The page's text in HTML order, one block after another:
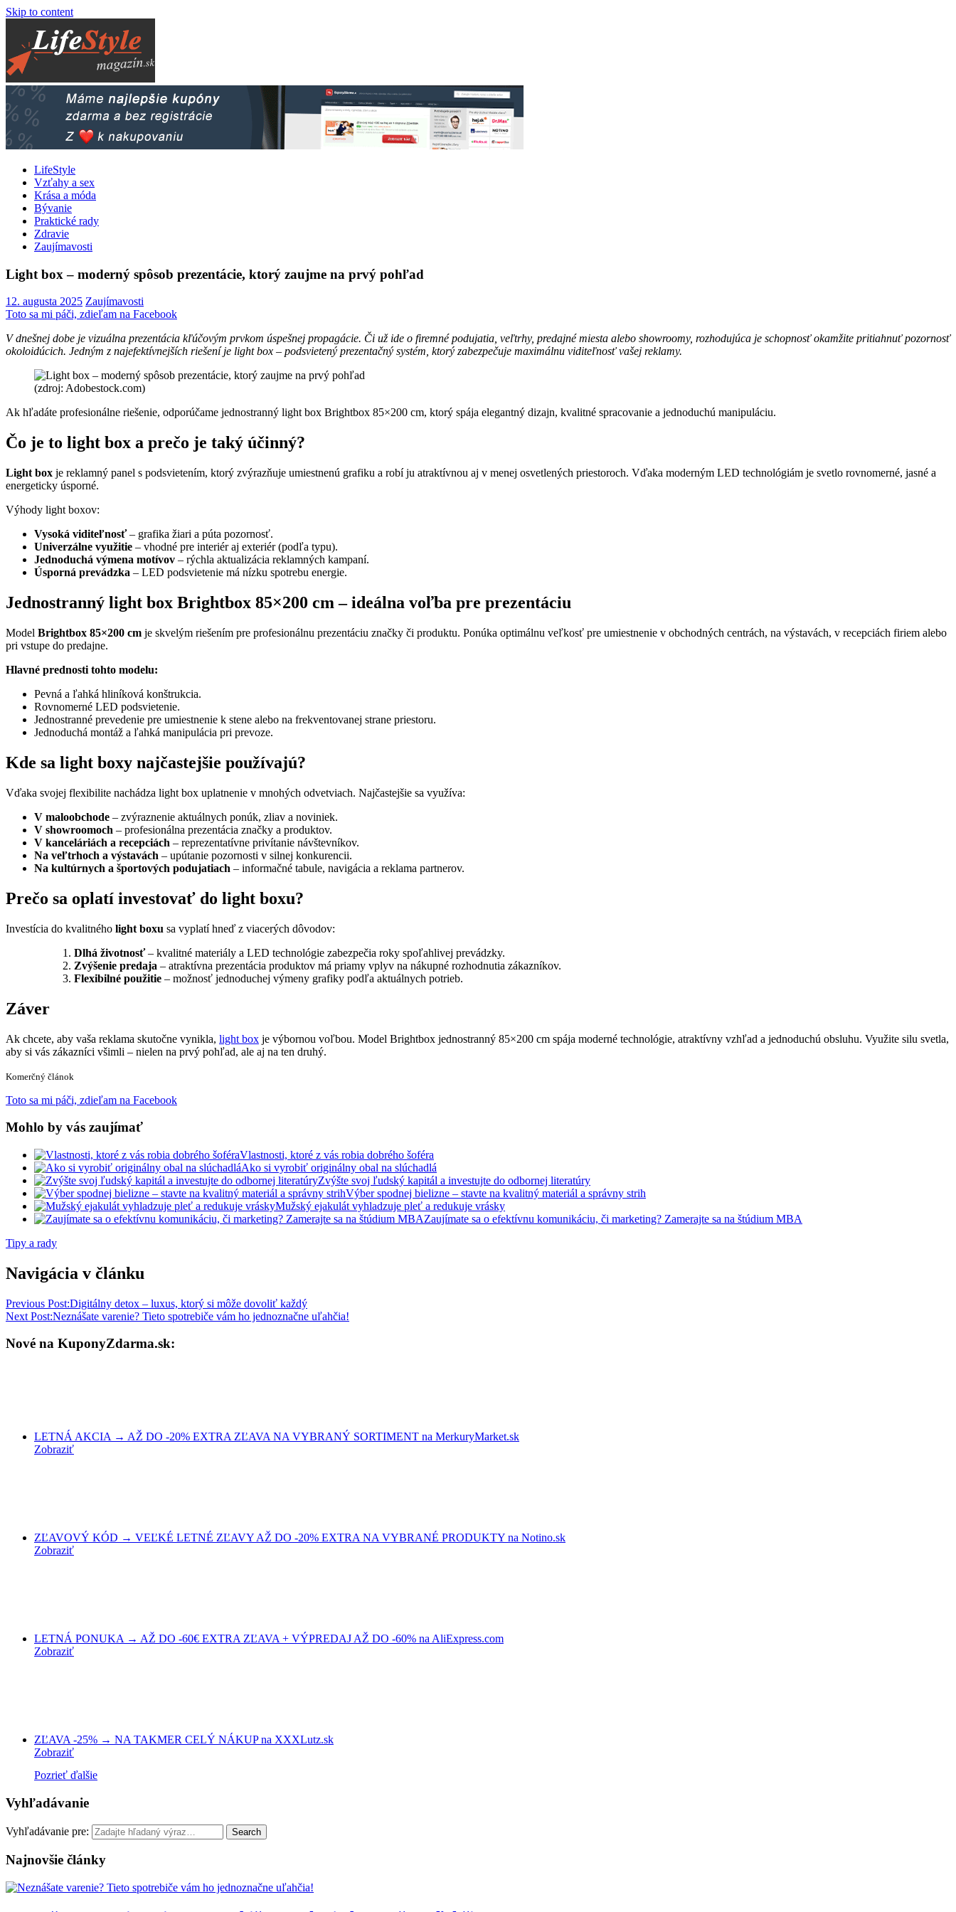
Skip to content
LifeStyle
Vzťahy a sex
Krása a móda
Bývanie
Praktické rady
Zdravie
Zaujímavosti
Light box – moderný spôsob prezentácie, ktorý zaujme na prvý pohľad
12. augusta 2025 Zaujímavosti
Toto sa mi páči, zdieľam na Facebook
V dnešnej dobe je vizuálna prezentácia kľúčovým prvkom úspešnej propagácie. Či už ide o firemné podujatia, veľtrhy, predajné miesta alebo showroomy, rozhodujúca je schopnosť okamžite pritiahnuť pozornosť
okoloidúcich. Jedným z najefektívnejších riešení je light box – podsvietený prezentačný systém, ktorý zabezpečuje maximálnu viditeľnosť vašej reklamy.
(zdroj: Adobestock.com)
Ak hľadáte profesionálne riešenie, odporúčame jednostranný light box Brightbox 85×200 cm, ktorý spája elegantný dizajn, kvalitné spracovanie a jednoduchú manipuláciu.
Čo je to light box a prečo je taký účinný?
Light box je reklamný panel s podsvietením, ktorý zvýrazňuje umiestnenú grafiku a robí ju atraktívnou aj v menej osvetlených priestoroch. Vďaka moderným LED technológiám je svetlo rovnomerné, jasné a
energeticky úsporné.
Výhody light boxov:
Vysoká viditeľnosť– grafika žiari a púta pozornosť.
Univerzálne využitie – vhodné pre interiér aj exteriér (podľa typu).
Jednoduchá výmena motívov – rýchla aktualizácia reklamných kampaní.
Úsporná prevádzka – LED podsvietenie má nízku spotrebu energie.
Jednostranný light box Brightbox 85×200 cm – ideálna voľba pre prezentáciu
Model Brightbox 85×200 cm je skvelým riešením pre profesionálnu prezentáciu značky či produktu. Ponúka optimálnu veľkosť pre umiestnenie v obchodných centrách, na výstavách, v recepciách firiem alebo
pri vstupe do predajne.
Hlavné prednosti tohto modelu:
Pevná a ľahká hliníková konštrukcia.
Rovnomerné LED podsvietenie.
Jednostranné prevedenie pre umiestnenie k stene alebo na frekventovanej strane priestoru.
Jednoduchá montáž a ľahká manipulácia pri prevoze.
Kde sa light boxy najčastejšie používajú?
Vďaka svojej flexibilite nachádza light box uplatnenie v mnohých odvetviach. Najčastejšie sa využíva:
V maloobchode – zvýraznenie aktuálnych ponúk, zliav a noviniek.
V showroomoch – profesionálna prezentácia značky a produktov.
V kanceláriách a recepciách – reprezentatívne privítanie návštevníkov.
Na veľtrhoch a výstavách – upútanie pozornosti v silnej konkurencii.
Na kultúrnych a športových podujatiach – informačné tabule, navigácia a reklama partnerov.
Prečo sa oplatí investovať do light boxu?
Investícia do kvalitného light boxu sa vyplatí hneď z viacerých dôvodov:
1. Dlhá životnosť– kvalitné materiály a LED technológie zabezpečia roky spoľahlivej prevádzky.
2. Zvýšenie predaja – atraktívna prezentácia produktov má priamy vplyv na nákupné rozhodnutia zákazníkov.
3. Flexibilné použitie – možnosť jednoduchej výmeny grafiky podľa aktuálnych potrieb.
Záver
Ak chcete, aby vaša reklama skutočne vynikla, light box je výbornou voľbou. Model Brightbox jednostranný 85×200 cm spája moderné technológie, atraktívny vzhľad a jednoduchú obsluhu. Využite silu svetla,
aby si vás zákazníci všimli – nielen na prvý pohľad, ale aj na ten druhý.
Komerčný článok
Toto sa mi páči, zdieľam na Facebook
Mohlo by vás zaujímať
Vlastnosti, ktoré z vás robia dobrého šoféra
Ako si vyrobiť originálny obal na slúchadlá
Zvýšte svoj ľudský kapitál a investujte do odbornej literatúry
Výber spodnej bielizne – stavte na kvalitný materiál a správny strih
Mužský ejakulát vyhladzuje pleť a redukuje vrásky
Zaujímate sa o efektívnu komunikáciu, či marketing? Zamerajte sa na štúdium MBA
Tipy a rady
Navigácia v článku
Previous Post:Digitálny detox – luxus, ktorý si môže dovoliť každý
Next Post:Neznášate varenie? Tieto spotrebiče vám ho jednoznačne uľahčia!
Nové na KuponyZdarma.sk:
LETNÁ AKCIA → AŽ DO -20% EXTRA ZĽAVA NA VYBRANÝ SORTIMENT na MerkuryMarket.sk
Zobraziť
ZĽAVOVÝ KÓD → VEĽKÉ LETNÉ ZĽAVY AŽ DO -20% EXTRA NA VYBRANÉ PRODUKTY na Notino.sk
Zobraziť
LETNÁ PONUKA → AŽ DO -60€ EXTRA ZĽAVA + VÝPREDAJ AŽ DO -60% na AliExpress.com
Zobraziť
ZĽAVA -25% → NA TAKMER CELÝ NÁKUP na XXXLutz.sk
Zobraziť
Pozrieť ďalšie
Vyhľadávanie
Vyhľadávanie pre: Search
Najnovšie články